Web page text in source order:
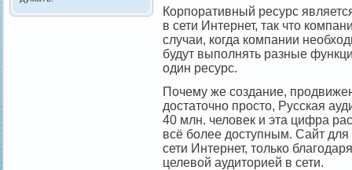
Корпоративный ресурс
в сети Интернет, так что
случаи, когда компании
будут выполнять разные
один ресурс.
Почему же создание,
достаточно просто, Русская
40 млн. человек и эта цифра
всё более доступным. Сайт для
сети Интернет, только
целевой аудиторией в сети.